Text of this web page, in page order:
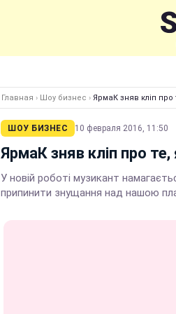
Главная › Шоу бизнес › ЯрмаК зняв кліп
ШОУ БИЗНЕС 10 февраля 2016, 11:50
ЯрмаК зняв кліп про
У новій роботі музикант
припинити знущання над нашою